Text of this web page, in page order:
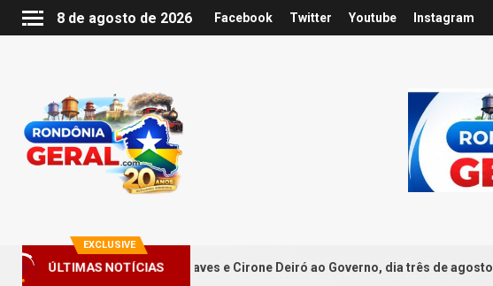
8 de agosto de 2026 Facebook Twitter Youtube Instagram
EXCLUSIVE
ÚLTIMAS NOTÍCIAS
aclamar Hildon Chaves e Cirone Deiró ao Governo, dia três de agosto, na Unopar